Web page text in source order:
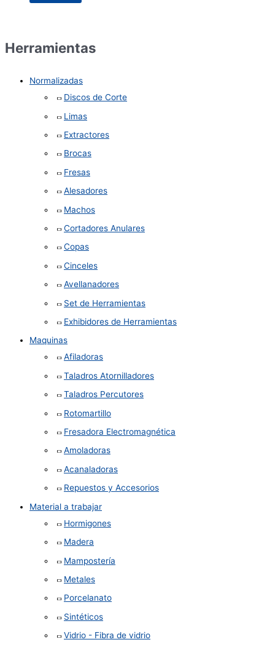
Herramientas
Normalizadas
Discos de Corte
Limas
Extractores
Brocas
Fresas
Alesadores
Machos
Cortadores Anulares
Copas
Cinceles
Avellanadores
Set de Herramientas
Exhibidores de Herramientas
Maquinas
Afiladoras
Taladros Atornilladores
Taladros Percutores
Rotomartillo
Fresadora Electromagnética
Amoladoras
Acanaladoras
Repuestos y Accesorios
Material a trabajar
Hormigones
Madera
Mampostería
Metales
Porcelanato
Sintéticos
Vidrio - Fibra de vidrio